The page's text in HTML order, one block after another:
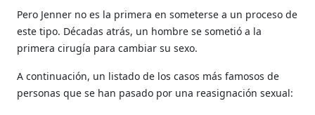
Pero Jenner no es la primera en someterse a un proceso de
este tipo. Décadas atrás, un hombre se sometió a la
primera cirugía para cambiar su sexo.
A continuación, un listado de los casos más famosos de
personas que se han pasado por una reasignación sexual: